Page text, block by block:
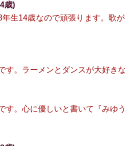
歳)
年生14歳なので頑張ります。歌
す。ラーメンとダンスが大好き
す。心に優しいと書いて『みゆ